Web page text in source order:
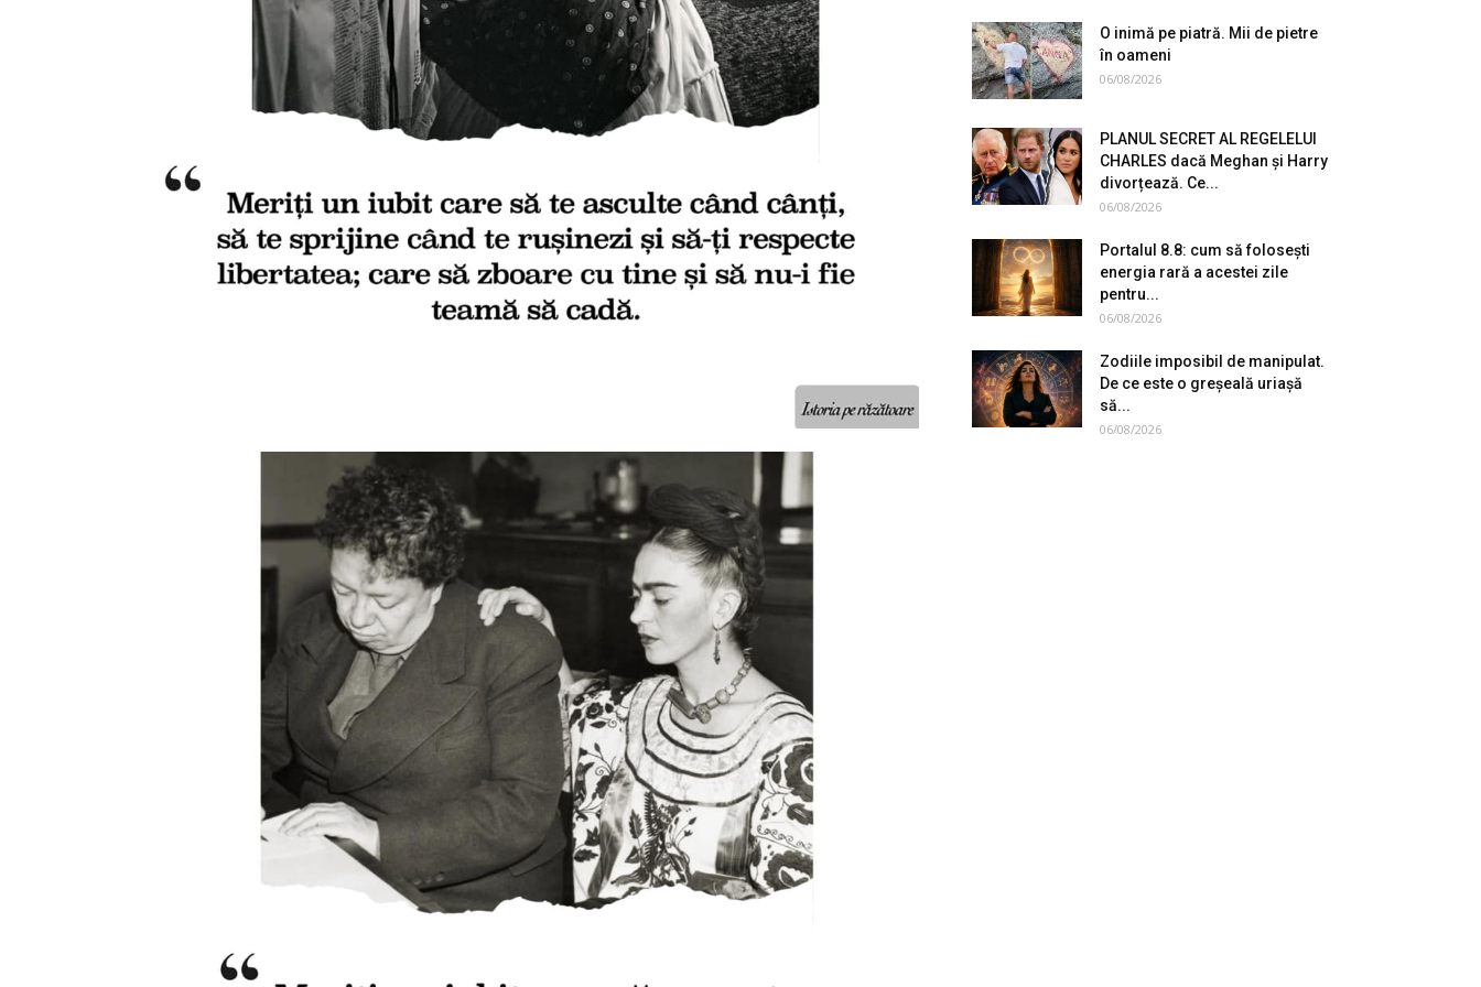
O inimă pe piatră. Mii de pietre
în oameni
06/08/2026
PLANUL SECRET AL REGELELUI
CHARLES dacă Meghan și Harry
divorțează. Ce...
06/08/2026
Portalul 8.8: cum să folosești
energia rară a acestei zile
pentru...
06/08/2026
Zodiile imposibil de manipulat.
De ce este o greșeală uriașă
să...
06/08/2026